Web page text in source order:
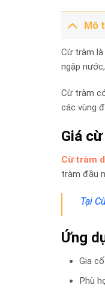
Mô
Cừ tràm
ngập
Cừ tràm
các vùng
Giá
Cừ tràm
tràm đầu
Tại
Ứng
Gia
Phù